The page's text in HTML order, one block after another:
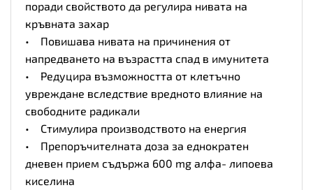
поради свойството да регулира нивата на
кръвната захар
• Повишава нивата на причинения от
напредването на възрастта спад в имунитета
• Редуцира възможността от клетъчно
увреждане вследствие вредното влияние на
свободните радикали
• Стимулира производството на енергия
• Препоръчителната доза за еднократен
дневен прием съдържа 600 mg алфа- липоева
киселина